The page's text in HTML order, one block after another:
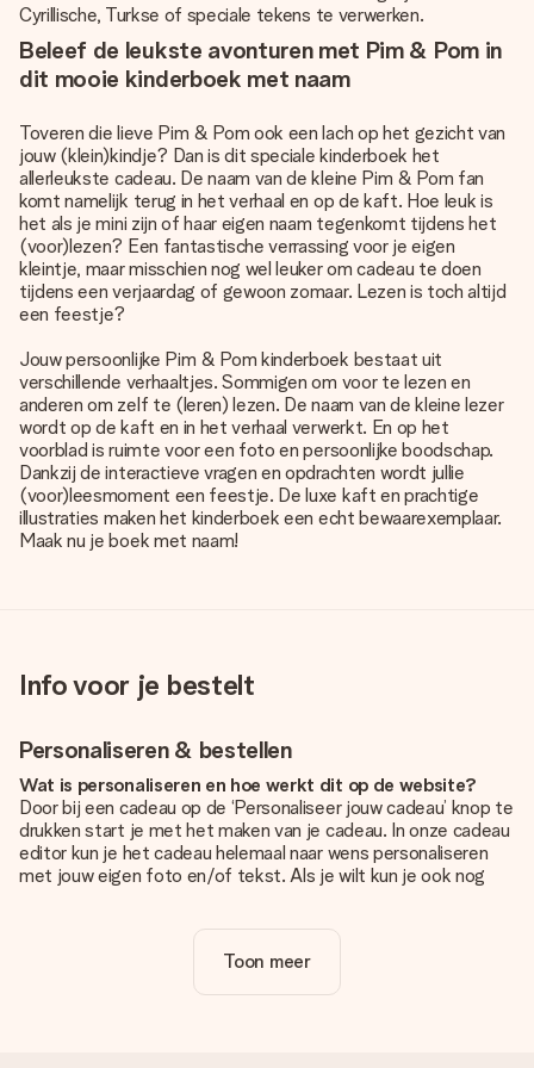
Cyrillische, Turkse of speciale tekens te verwerken.
Beleef de leukste avonturen met Pim & Pom in
dit mooie kinderboek met naam
Toveren die lieve Pim & Pom ook een lach op het gezicht van
jouw (klein)kindje? Dan is dit speciale kinderboek het
allerleukste cadeau. De naam van de kleine Pim & Pom fan
komt namelijk terug in het verhaal en op de kaft. Hoe leuk is
het als je mini zijn of haar eigen naam tegenkomt tijdens het
(voor)lezen? Een fantastische verrassing voor je eigen
kleintje, maar misschien nog wel leuker om cadeau te doen
tijdens een verjaardag of gewoon zomaar. Lezen is toch altijd
een feestje?
Jouw persoonlijke Pim & Pom kinderboek bestaat uit
verschillende verhaaltjes. Sommigen om voor te lezen en
anderen om zelf te (leren) lezen. De naam van de kleine lezer
wordt op de kaft en in het verhaal verwerkt. En op het
voorblad is ruimte voor een foto en persoonlijke boodschap.
Dankzij de interactieve vragen en opdrachten wordt jullie
(voor)leesmoment een feestje. De luxe kaft en prachtige
illustraties maken het kinderboek een echt bewaarexemplaar.
Maak nu je boek met naam!
Info voor je bestelt
Personaliseren & bestellen
Wat is personaliseren en hoe werkt dit op de website?
Door bij een cadeau op de ‘Personaliseer jouw cadeau’ knop te
drukken start je met het maken van je cadeau. In onze cadeau
editor kun je het cadeau helemaal naar wens personaliseren
met jouw eigen foto en/of tekst. Als je wilt kun je ook nog
Is personalisatie in de prijs inbegrepen?
De prijs die op de website wordt getoond is inclusief de
Toon meer